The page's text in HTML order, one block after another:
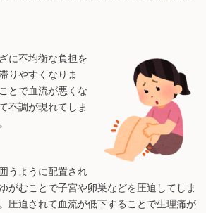
に不均衡な負担を
りやすくなりま
とで血流が悪くな
不調が現れてしま
うように配置され
がむことで子宮や卵巣などを圧迫してしま
圧迫されて血流が低下することで生理痛が